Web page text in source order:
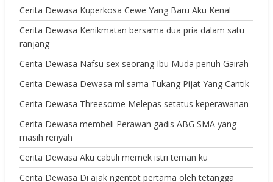
Cerita Dewasa Kuperkosa Cewe Yang Baru Aku Kenal
Cerita Dewasa Kenikmatan bersama dua pria dalam satu
ranjang
Cerita Dewasa Nafsu sex seorang Ibu Muda penuh Gairah
Cerita Dewasa Dewasa ml sama Tukang Pijat Yang Cantik
Cerita Dewasa Threesome Melepas setatus keperawanan
Cerita Dewasa membeli Perawan gadis ABG SMA yang
masih renyah
Cerita Dewasa Aku cabuli memek istri teman ku
Cerita Dewasa Di ajak ngentot pertama oleh tetangga